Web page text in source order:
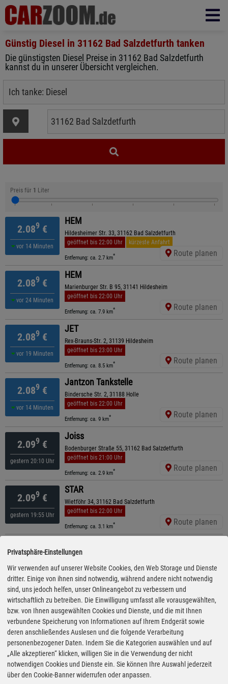
Günstig Diesel in 31162 Bad Salzdetfurth tanken
Die günstigsten Diesel Preise in 31162 Bad Salzdetfurth
kannst du in unserer Übersicht vergleichen.
Preis für 1 Liter
2.089 €
vor 14 Minuten
HEM
Hildesheimer Str. 33, 31162 Bad Salzdetfurth
geöffnet bis 22:00 Uhr
kürzeste Anfahrt
Entfernung: ca. 2.7 km* Route planen
2.089 €
vor 24 Minuten
HEM
Marienburger Str. B 95, 31141 Hildesheim
geöffnet bis 22:00 Uhr
Entfernung: ca. 7.9 km* Route planen
2.089 €
vor 19 Minuten
JET
Rex-Brauns-Str. 2, 31139 Hildesheim
geöffnet bis 23:00 Uhr
Entfernung: ca. 8.5 km* Route planen
2.089 €
vor 14 Minuten
Jantzon Tankstelle
Bindersche Str. 2, 31188 Holle
geöffnet bis 22:00 Uhr
Entfernung: ca. 9 km* Route planen
2.099 €
gestern 20:10 Uhr
Joiss
Bodenburger Straße 55, 31162 Bad Salzdetfurth
geöffnet bis 21:00 Uhr
Entfernung: ca. 2.9 km* Route planen
2.099 €
gestern 19:55 Uhr
STAR
Wietföhr 34, 31162 Bad Salzdetfurth
geöffnet bis 22:00 Uhr
Entfernung: ca. 3.1 km* Route planen
2.109€
05:10 Uhr
Marienburger Straße 85, 31141 Hildesheim
geöffnet bis 22:00 Uhr
Entfernung: ca. 8.3 km* Route planen
2.109€
08:40 Uhr
ARAL
Hauptstraße 25, 31079 Sibbesse
geöffnet bis 22:00 Uhr
Entfernung: ca. 9.1 km * Route planen
2.699€
gestern 16:25 Uhr
Shell
A7 Hildesheimer Boerde West , 31174 Schellerten
ganztägig geöffnet
Privatsphäre-Einstellungen
Wir verwenden auf unserer Website Cookies, den Web Storage und Dienste
dritter. Einige von ihnen sind notwendig, während andere nicht notwendig
sind, uns jedoch helfen, unser Onlineangebot zu verbessern und
wirtschaftlich zu betreiben. Die Einwilligung umfasst alle vorausgewählten,
bzw. von Ihnen ausgewählten Cookies und Dienste, und die mit Ihnen
verbundene Speicherung von Informationen auf Ihrem Endgerät sowie
deren anschließendes Auslesen und die folgende Verarbeitung
personenbezogener Daten. Indem Sie die Kategorien auswählen und auf
„Alle akzeptieren“ klicken, willigen Sie in die Verwendung der nicht
notwendigen Cookies und Dienste ein. Sie können Ihre Auswahl jederzeit
über den Cookie-Banner widerrufen oder anpassen.